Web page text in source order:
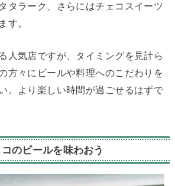
タラーク、さらにはチェコスイーツ
す。
人気店ですが、タイミングを見計ら
方々にビールや料理へのこだわりを
。より楽しい時間が過ごせるはずで
のビールを味わおう